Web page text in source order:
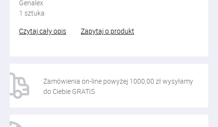
Genalex
1 sztuka
Czytaj cały opis
Zapytaj o produkt
Zamówienia on-line powyżej 1000,00 zł wysyłamy
do Ciebie GRATIS